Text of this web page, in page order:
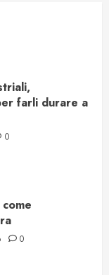
farli durare a
0
0